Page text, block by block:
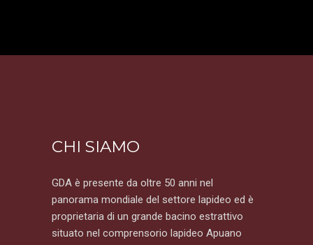
CHI SIAMO
GDA è presente da oltre 50 anni nel
panorama mondiale del settore lapideo ed è
proprietaria di un grande bacino estrattivo
situato nel comprensorio lapideo Apuano